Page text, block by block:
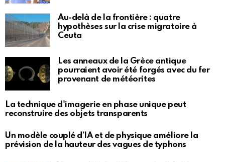
Au-delà de la frontière : quatre
hypothèses sur la crise migratoire à
Ceuta
Les anneaux de la Grèce antique
pourraient avoir été forgés avec du fer
provenant de météorites
La technique d'imagerie en phase unique peut
reconstruire des objets transparents
Un modèle couplé d’IA et de physique améliore la
prévision de la hauteur des vagues de typhons